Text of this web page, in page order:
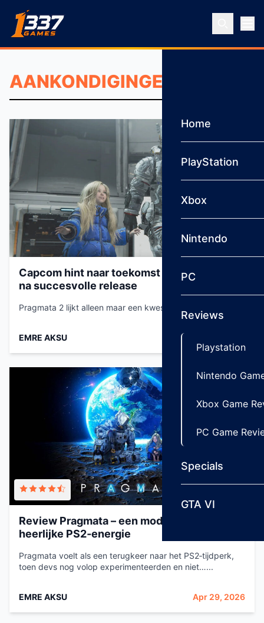
Ga naar inhoud
Home
PlayStation
Xbox
Nintendo
PC
Reviews
Playstation
Nintendo
Xbox Game
PC Game
Specials
GTA VI
Capcom hint naar toekomst voor Pragmata
na succesvolle release
Pragmata 2 lijkt alleen maar een kwestie van tijd....
EMRE AKSU
Review Pragmata – een moderne game met
heerlijke PS2‑energie
Pragmata voelt als een terugkeer naar het PS2‑tijdperk,
toen devs nog volop experimenteerden en niet…...
EMRE AKSU Apr 29, 2026